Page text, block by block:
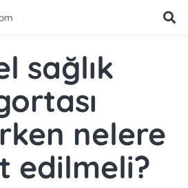
sağlık
nelere
edilmeli?